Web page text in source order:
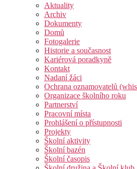
Aktuality
Archiv
Dokumenty
Domů
Fotogalerie
Historie a současnost
Kariérová poradkyně
Kontakt
Nadaní žáci
Ochrana oznamovatelů
Organizace školního roku
Partnerství
Pracovní místa
Prohlášení o přístupnosti
Projekty
Školní aktivity
Školní bazén
Školní časopis